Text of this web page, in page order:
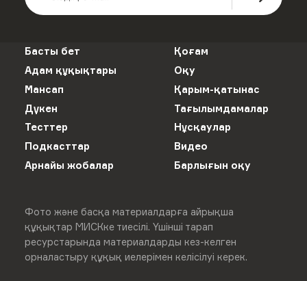
Басты бет
Қоғам
Адам құқықтары
Оқу
Мансап
Қарым-қатынас
Дүкен
Тағылымдамалар
Тесттер
Нұсқаулар
Подкасттар
Видео
Арнайы жобалар
Барлығын оқу
Фото және басқа материалдарға айрықша
құқықтар МИСКке тиесілі. Үшінші тарап
ресурстарында материалдарды кез-келген
орналастыру құқық иелерімен келісілуі керек.